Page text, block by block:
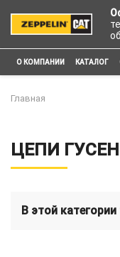
О КОМПАНИИ КАТАЛОГ
Главная
ЦЕПИ
В этой